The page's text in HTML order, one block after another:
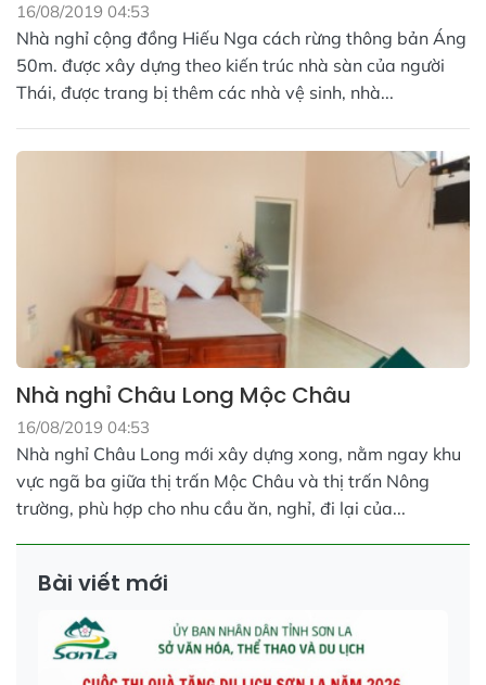
16/08/2019 04:53
Nhà nghỉ cộng đồng Hiếu Nga cách rừng thông bản Áng
50m. được xây dựng theo kiến trúc nhà sàn của người
Thái, được trang bị thêm các nhà vệ sinh, nhà...
Nhà nghỉ Châu Long Mộc Châu
16/08/2019 04:53
Nhà nghỉ Châu Long mới xây dựng xong, nằm ngay khu
vực ngã ba giữa thị trấn Mộc Châu và thị trấn Nông
trường, phù hợp cho nhu cầu ăn, nghỉ, đi lại của...
Bài viết mới